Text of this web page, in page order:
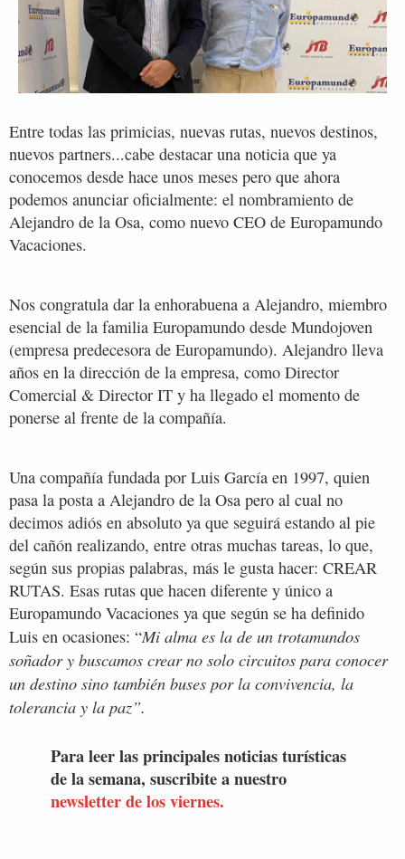
Entre todas las primicias, nuevas rutas, nuevos destinos,
nuevos partners...cabe destacar una noticia que ya
conocemos desde hace unos meses pero que ahora
podemos anunciar oficialmente: el nombramiento de
Alejandro de la Osa, como nuevo CEO de Europamundo
Vacaciones.
Nos congratula dar la enhorabuena a Alejandro, miembro
esencial de la familia Europamundo desde Mundojoven
(empresa predecesora de Europamundo). Alejandro lleva
años en la dirección de la empresa, como Director
Comercial & Director IT y ha llegado el momento de
ponerse al frente de la compañía.
Una compañía fundada por Luis García en 1997, quien
pasa la posta a Alejandro de la Osa pero al cual no
decimos adiós en absoluto ya que seguirá estando al pie
del cañón realizando, entre otras muchas tareas, lo que,
según sus propias palabras, más le gusta hacer: CREAR
RUTAS. Esas rutas que hacen diferente y único a
Europamundo Vacaciones ya que según se ha definido
Luis en ocasiones: “Mi alma es la de un trotamundos
soñador y buscamos crear no solo circuitos para conocer
un destino sino también buses por la convivencia, la
tolerancia y la paz”.
Para leer las principales noticias turísticas
de la semana, suscribite a nuestro
newsletter de los viernes.